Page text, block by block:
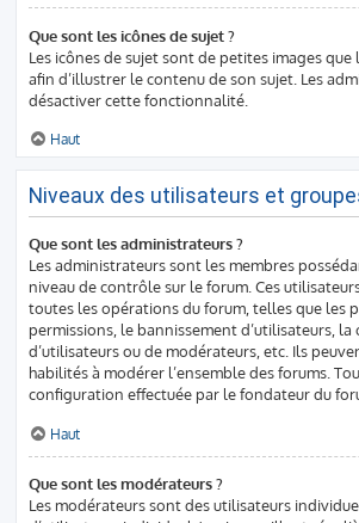
Que sont les icônes de sujet ?
Les icônes de sujet sont de petites images que
afin d’illustrer le contenu de son sujet. Les
désactiver cette fonctionnalité.
Haut
Niveaux des utilisateurs et
Que sont les administrateurs ?
Les administrateurs sont les membres
niveau de contrôle sur le forum. Ces
toutes les opérations du forum, telles que les
permissions, le bannissement d’utilisateurs,
d’utilisateurs ou de modérateurs, etc. Ils
habilités à modérer l’ensemble des forums.
configuration effectuée par le fondateur du
Haut
Que sont les modérateurs ?
Les modérateurs sont des utilisateurs